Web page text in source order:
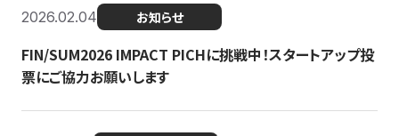
2026.02.04 お知らせ
FIN/SUM2026 IMPACT PICHに挑戦中！スタートアップ投
票にご協力お願いします